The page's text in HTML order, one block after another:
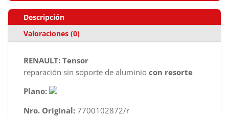
Descripción
Valoraciones (0)
RENAULT: Tensor
reparación sin soporte de aluminio con resorte
Plano:
Nro. Original: 7700102872/r